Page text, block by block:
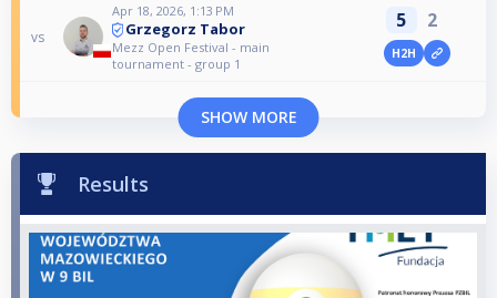
vs
Apr 18, 2026, 1:13 PM
Grzegorz Tabor
Mezz Open Festival - main
tournament - group 1
5 2
H2H
SHOW MORE
Results